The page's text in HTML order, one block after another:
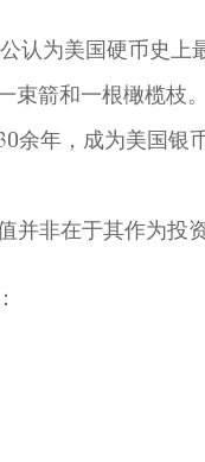
认为美国硬币史上
箭和一根橄榄枝。
年，成为美国银
非在于其作为投